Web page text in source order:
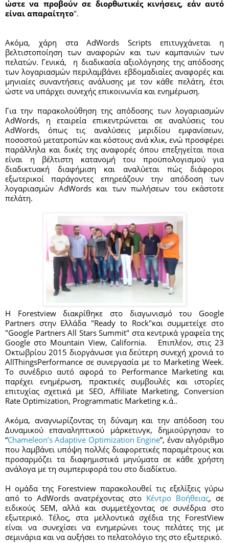
ώστε να προβούν σε διορθωτικές κινήσεις, εάν αυτό
είναι απαραίτητο".
Ακόμα, χάρη στα AdWords Scripts επιτυγχάνεται η
βελτιστοποίηση των αναφορών και των καμπανιών των
πελατών. Γενικά,  η διαδικασία αξιολόγησης της απόδοσης
των λογαριασμών περιλαμβάνει εβδομαδιαίες αναφορές και
μηνιαίες συναντήσεις ανάλυσης με τον κάθε πελάτη, έτσι
ώστε να υπάρχει συνεχής επικοινωνία και ενημέρωση.
Για την παρακολούθηση της απόδοσης των λογαριασμών
AdWords, η εταιρεία επικεντρώνεται σε αναλύσεις του
AdWords, όπως τις αναλύσεις μεριδίου εμφανίσεων,
ποσοστού μετατροπών και κόστους ανά κλικ, ενώ προσφέρει
παράλληλα και δικές της αναφορές όπου επεξηγείται ποια
είναι η βέλτιστη κατανομή του προϋπολογισμού για
διαδικτυακή διαφήμιση και αναλύεται πώς διάφοροι
εξωτερικοί παράγοντες επηρεάζουν την απόδοση των
λογαριασμών AdWords και των πωλήσεων του εκάστοτε
πελάτη.
H Forestview διακρίθηκε στο διαγωνισμό του Google
Partners στην Ελλάδα "Ready to Rock"και συμμετείχε στο
"Google Partners All Stars Summit" στα κεντρικά γραφεία της
Google στο Mountain View, California.   Επιπλέον, στις 23
Οκτωβρίου 2015 διοργάνωσε για δεύτερη συνεχή χρονιά το
AllThingsPerformance σε συνεργασία με το Marketing Week.
Το συνέδριο αυτό αφορά το Performance Marketing και
παρέχει ενημέρωση, πρακτικές συμβουλές και ιστορίες
επιτυχίας σχετικά με SEO, Affiliate Marketing, Conversion
Rate Optimization, Programmatic Marketing κ.ά..
Ακόμα, αναγνωρίζοντας τη δύναμη και την απόδοση του
Δυναμικού επαναληπτικού μάρκετινγκ, δημιούργησαν το
“Chameleon’s Adaptive Optimization Engine”, έναν αλγόριθμο
που λαμβάνει υπόψη πολλές διαφορετικές παραμέτρους και
προσαρμόζει τα διαφημιστικά μηνύματα σε κάθε χρήστη
ανάλογα με τη συμπεριφορά του στο διαδίκτυο.
Η ομάδα της Forestview παρακολουθεί τις εξελίξεις γύρω
από το AdWords ανατρέχοντας στο Κέντρο Βοήθειας, σε
ειδικούς SEM, αλλά και συμμετέχοντας σε συνέδρια στο
εξωτερικό. Τέλος, στα μελλοντικά σχέδια της ForestView
είναι να συνεχίσει να ενημερώνει τους πελάτες της με
σεμινάρια και να αυξήσει το πελατολόγιο της στο εξωτερικό.